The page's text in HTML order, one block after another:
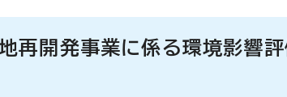
再開発事業に係る環境影響